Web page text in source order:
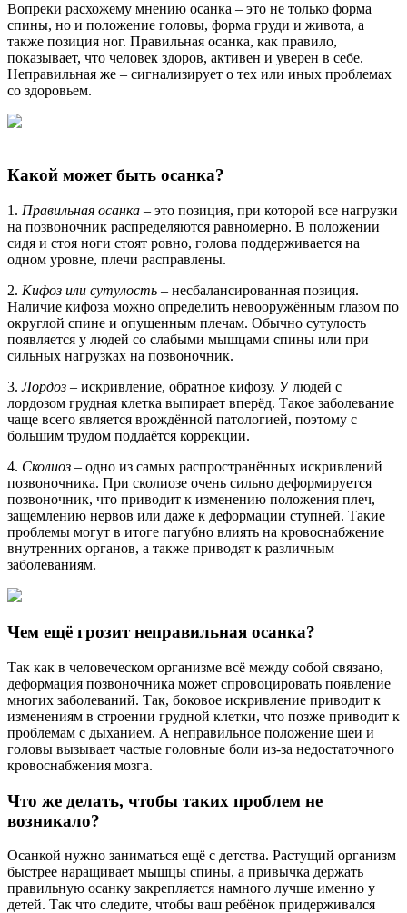
Вопреки расхожему мнению осанка – это не только форма
спины, но и положение головы, форма груди и живота, а
также позиция ног. Правильная осанка, как правило,
показывает, что человек здоров, активен и уверен в себе.
Неправильная же – сигнализирует о тех или иных проблемах
со здоровьем.
Какой может быть осанка?
1. Правильная осанка – это позиция, при которой все нагрузки
на позвоночник распределяются равномерно. В положении
сидя и стоя ноги стоят ровно, голова поддерживается на
одном уровне, плечи расправлены.
2. Кифоз или сутулость – несбалансированная позиция.
Наличие кифоза можно определить невооружённым глазом по
округлой спине и опущенным плечам. Обычно сутулость
появляется у людей со слабыми мышцами спины или при
сильных нагрузках на позвоночник.
3.Лордоз – искривление, обратное кифозу. У людей с
лордозом грудная клетка выпирает вперёд. Такое заболевание
чаще всего является врождённой патологией, поэтому с
большим трудом поддаётся коррекции.
4. Сколиоз – одно из самых распространённых искривлений
позвоночника. При сколиозе очень сильно деформируется
позвоночник, что приводит к изменению положения плеч,
защемлению нервов или даже к деформации ступней. Такие
проблемы могут в итоге пагубно влиять на кровоснабжение
внутренних органов, а также приводят к различным
заболеваниям.
Чем ещё грозит неправильная осанка?
Так как в человеческом организме всё между собой связано,
деформация позвоночника может спровоцировать появление
многих заболеваний. Так, боковое искривление приводит к
изменениям в строении грудной клетки, что позже приводит к
проблемам с дыханием. А неправильное положение шеи и
головы вызывает частые головные боли из-за недостаточного
кровоснабжения мозга.
Что же делать, чтобы таких проблем не
возникало?
Осанкой нужно заниматься ещё с детства. Растущий организм
быстрее наращивает мышцы спины, а привычка держать
правильную осанку закрепляется намного лучше именно у
детей. Так что следите, чтобы ваш ребёнок придерживался